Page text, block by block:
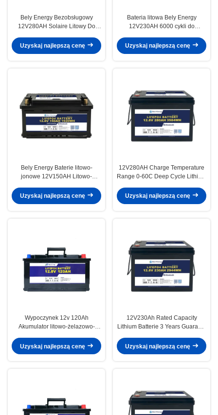
Bely Energy Bezobsługowy
12V280AH Solaire Litowy Do
Kampera Morskiego
Uzyskaj najlepszą cenę
Bateria litowa Bely Energy
12V230AH 6000 cykli do
i kamperów
Uzyskaj najlepszą cenę
Bely Energy Baterie litowo-
jonowe 12V150AH Litowo-
do pojazdów samochodowych
Uzyskaj najlepszą cenę
12V280AH Charge Temperature
Range 0-60C Deep Cycle Lithium
Recommend Charge Current
Uzyskaj najlepszą cenę
Wypoczynek 12v 120Ah
Akumulator litowo-żelazowo-
Uzyskaj najlepszą cenę
12V230Ah Rated Capacity
Lithium Batterie 3 Years Guaranty
Camper
Uzyskaj najlepszą cenę